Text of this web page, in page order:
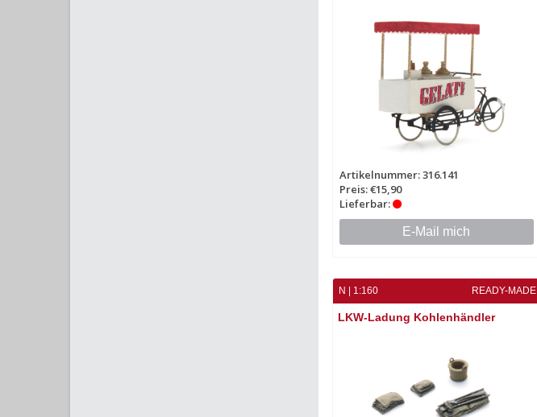
Artikelnummer: 316.141
Preis: €15,90
Lieferbar:
E-Mail mich
N | 1:160 READY-MADE
LKW-Ladung Kohlenhändler